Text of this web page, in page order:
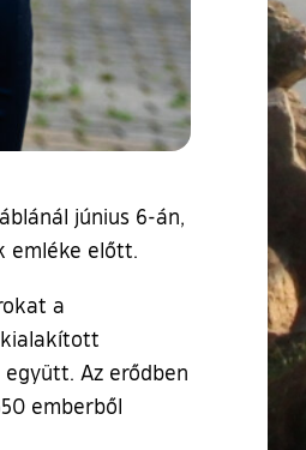
június 6-án,
emléke előtt.
a
kialakított
Az erődben
emberből